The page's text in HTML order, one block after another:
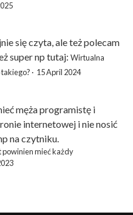
się czyta, ale też polecam
super np tutaj: Wirtualna
takiego? · 15 April 2024
męża programistę i
internetowej i nie nosić
na czytniku.
powinien mieć każdy